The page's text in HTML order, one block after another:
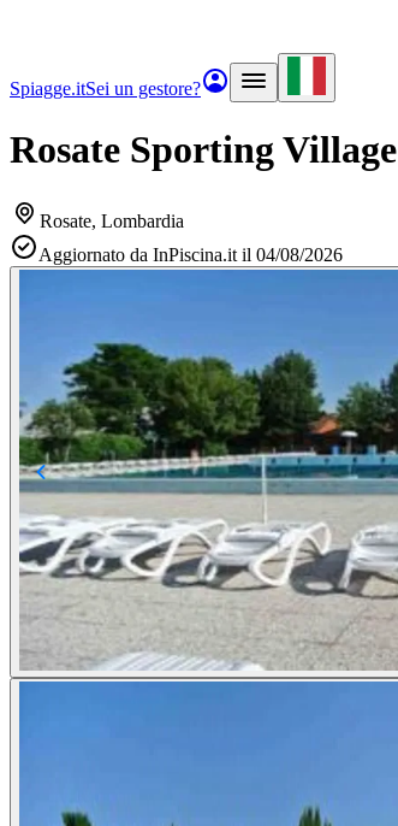
Spiagge.itSei un gestore?
Rosate Sporting Village
Rosate, Lombardia
Aggiornato da InPiscina.it il 04/08/2026